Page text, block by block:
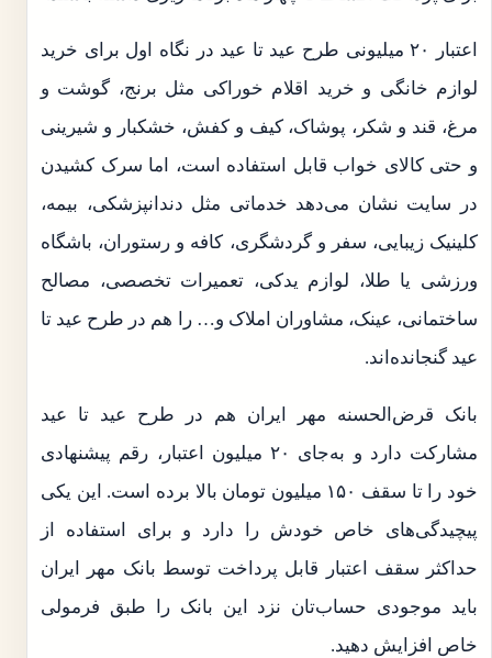
اعتبار ۲۰ میلیونی طرح عید تا عید در نگاه اول برای خرید
لوازم خانگی و خرید اقلام خوراکی مثل برنج، گوشت و
مرغ، قند و شکر، پوشاک، کیف و کفش، خشکبار و شیرینی
و حتی کالای خواب قابل استفاده است، اما سرک کشیدن
در سایت نشان می‌دهد خدماتی مثل دندانپزشکی، بیمه،
کلینیک زیبایی، سفر و گردشگری، کافه و رستوران، باشگاه
ورزشی یا طلا، لوازم یدکی، تعمیرات تخصصی، مصالح
ساختمانی، عینک، مشاوران املاک و… را هم در طرح عید تا
عید گنجانده‌اند.
بانک قرض‌الحسنه مهر ایران هم در طرح عید تا عید
مشارکت دارد و به‌جای ۲۰ میلیون اعتبار، رقم پیشنهادی
خود را تا سقف ۱۵۰ میلیون تومان بالا برده است. این یکی
پیچیدگی‌های خاص خودش را دارد و برای استفاده از
حداکثر سقف اعتبار قابل پرداخت توسط بانک مهر ایران
باید موجودی حساب‌تان نزد این بانک را طبق فرمولی
خاص افزایش دهید.